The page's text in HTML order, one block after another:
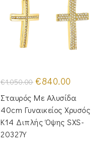
€1,050.00 Original
price
was:
€1,050.00.
€840.00
τιμή
είναι:
€840.00.
Σταυρός Με Αλυσίδα
40cm Γυναικείος Χρυσός
Κ14 Διπλής Όψης SXS-
20327Y